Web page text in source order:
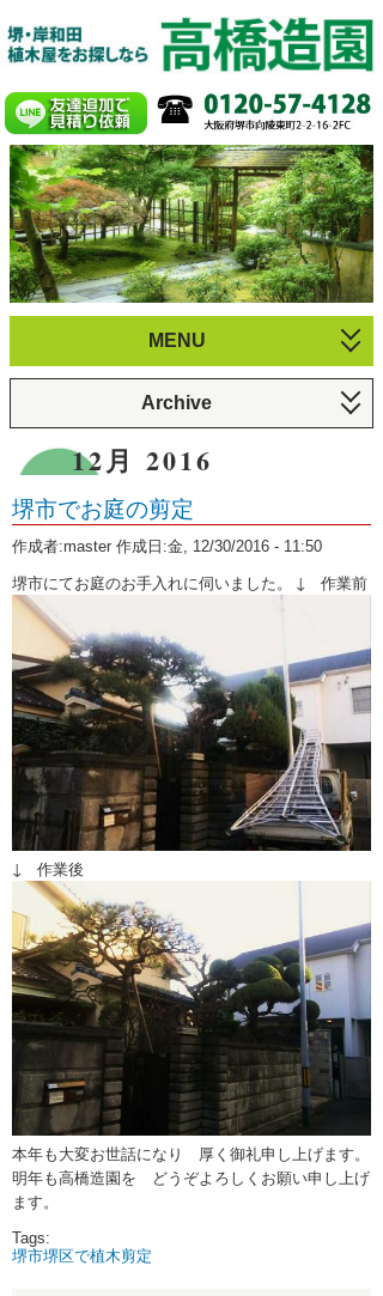
MENU
プロフィール
業務案内
植木・造園Q&A
室内庭園
Archive
6月 2026 (1)
12月 2025 (1)
10月 2025 (1)
9月 2025 (1)
8月 2025 (1)
5月 2025 (1)
3月 2025 (1)
1月 2025 (1)
12月 2024 (1)
11月 2024 (1)
10月 2024 (1)
9月 2024 (1)
8月 2024 (1)
6月 2024 (1)
4月 2024 (1)
3月 2024 (1)
2月 2024 (1)
11月 2023 (1)
12月 2016
堺市でお庭の剪定
作成者:master 作成日:金, 12/30/2016 - 11:50
堺市にてお庭のお手入れに伺いました。 ↓ 作業前
↓ 作業後
本年も大変お世話になり 厚く御礼申し上げます。
明年も高橋造園を どうぞよろしくお願い申し上げ
ます。
Tags:
堺市堺区で植木剪定